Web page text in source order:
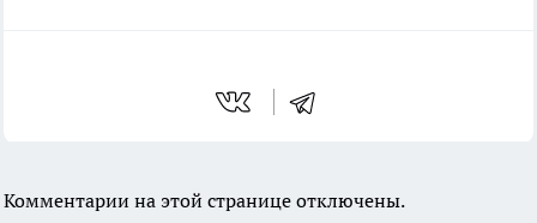
Комментарии на этой странице отключены.